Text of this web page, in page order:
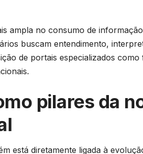
ampla no consumo de
buscam entendimento,
de portais especializados como
pilares da
está diretamente ligada à